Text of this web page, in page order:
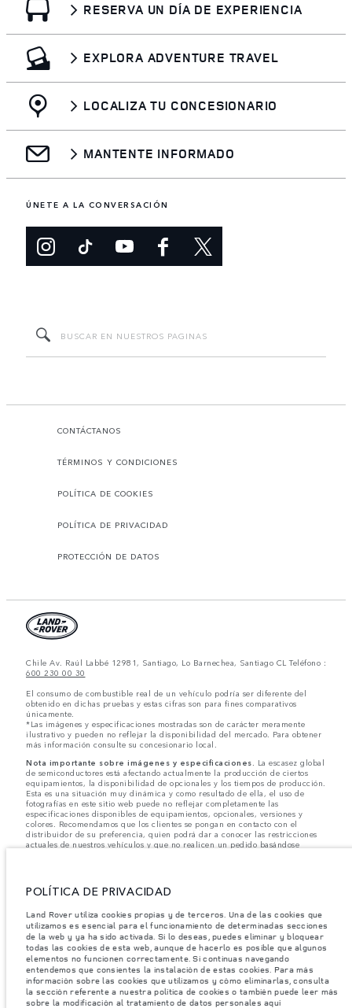
RESERVA UN DÍA DE EXPERIENCIA
EXPLORA ADVENTURE TRAVEL
LOCALIZA TU CONCESIONARIO
MANTENTE INFORMADO
ÚNETE A LA CONVERSACIÓN
CONTÁCTANOS
TÉRMINOS Y CONDICIONES
POLÍTICA DE COOKIES
POLÍTICA DE PRIVACIDAD
PROTECCIÓN DE DATOS
Chile Av. Raúl Labbé 12981, Santiago, Lo Barnechea, Santiago CL Teléfono :
600 230 00 30
El consumo de combustible real de un vehículo podría ser diferente del
obtenido en dichas pruebas y estas cifras son para fines comparativos
únicamente.
*Las imágenes y especificaciones mostradas son de carácter meramente
ilustrativo y pueden no reflejar la disponibilidad del mercado. Para obtener
más información consulte su concesionario local.
Nota importante sobre imágenes y especificaciones. La escasez global
de semiconductores está afectando actualmente la producción de ciertos
equipamientos, la disponibilidad de opcionales y los tiempos de producción.
Esta es una situación muy dinámica y como resultado de ella, el uso de
fotografías en este sitio web puede no reflejar completamente las
especificaciones disponibles de equipamientos, opcionales, versiones y
colores. Recomendamos que los clientes se pongan en contacto con el
distribuidor de su preferencia, quien podrá dar a conocer las restricciones
actuales de nuestros vehículos y que no realicen un pedido basándose
las especificaciones, el diseño y la producción de sus vehículos, piezas y
accesorios, por lo que se producen modificaciones de forma continua y sin
vendrán incluidas de serie. La información, las especificaciones, los motores
y los colores que aparecen en esta página web se basan en las
especificaciones europeas. Estos pueden variar en función del mercado y
pueden ser modificados sin previo aviso. Algunos vehículos se muestran con
equipamiento opcional y accesorios originales que pueden no estar
disponibles en todos los mercados. Ponte en contacto con tu concesionario
local para consultar disponibilidad y precios.
POLÍTICA DE PRIVACIDAD
Land Rover utiliza cookies propias y de terceros. Una de las cookies que
utilizamos es esencial para el funcionamiento de determinadas secciones
de la web y ya ha sido activada. Si lo deseas, puedes eliminar y bloquear
todas las cookies de esta web, aunque de hacerlo es posible que algunos
elementos no funcionen correctamente. Si continuas navegando
entendemos que consientes la instalación de estas cookies. Para más
información sobre las cookies que utilizamos y cómo eliminarlas, consulta
la sección referente a nuestra política de cookies o también puede leer más
sobre la modificación al tratamiento de datos personales aquí